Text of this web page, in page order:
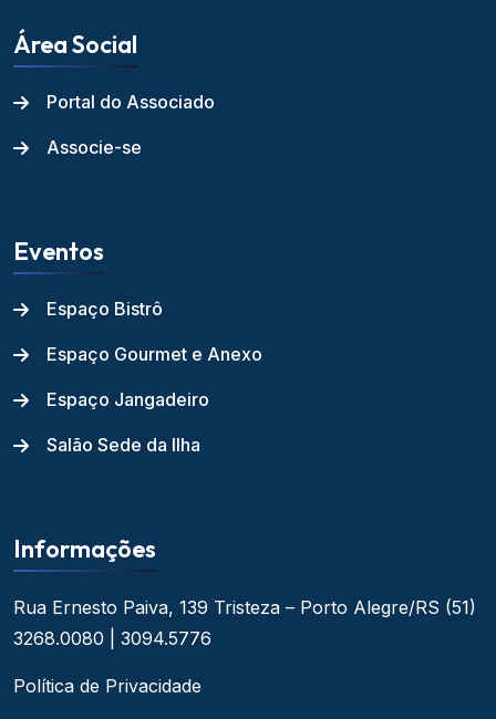
Área Social
Portal do Associado
Associe-se
Eventos
Espaço Bistrô
Espaço Gourmet e Anexo
Espaço Jangadeiro
Salão Sede da Ilha
Informações
Rua Ernesto Paiva, 139 Tristeza – Porto Alegre/RS (51)
3268.0080 | 3094.5776
Política de Privacidade